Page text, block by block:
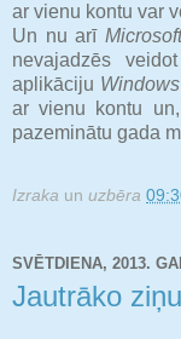
ar vienu kontu var
Un nu arī Microsoft
nevajadzēs
aplikāciju
ar vienu kontu
pazeminātu gada
Izraka un uzbēra
SVĒTDIENA, 2013.
Jautrāko